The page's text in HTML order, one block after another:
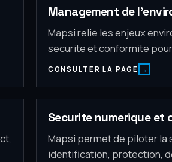
Management de
Mapsi relie les enjeux
securite et conformite
CONSULTER LA PAGE
Securite numerique et
Mapsi permet de piloter la
identification, protection,